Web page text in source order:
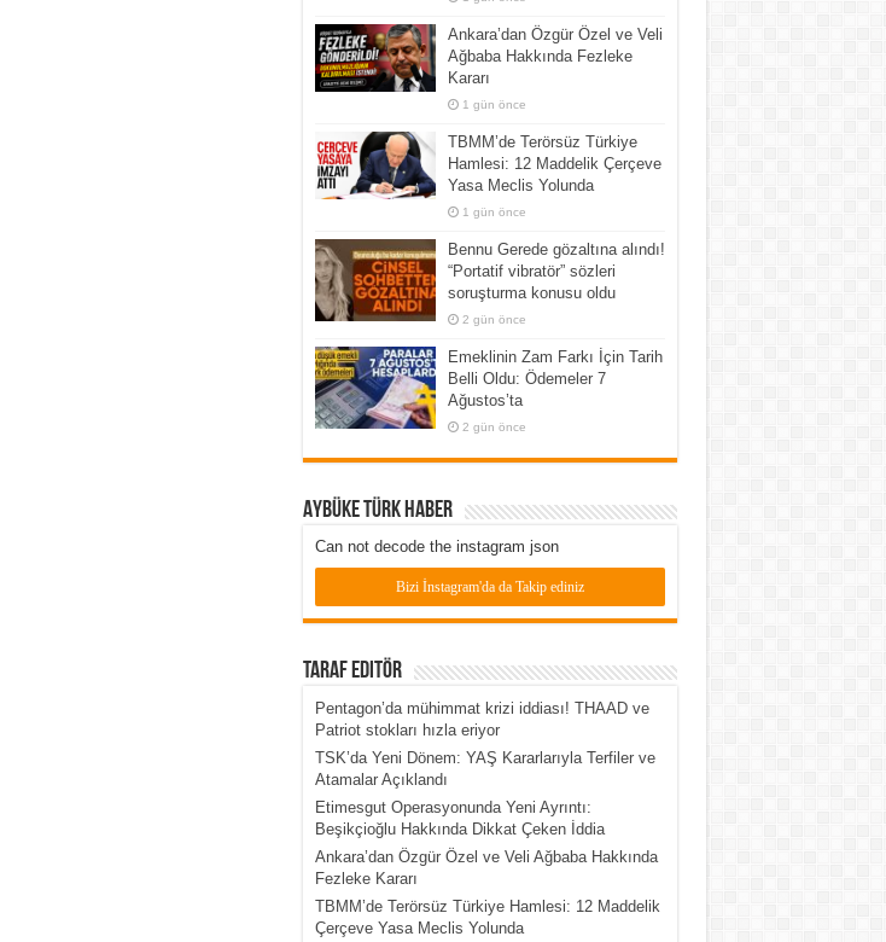
Ankara’dan Özgür Özel ve Veli
Ağbaba Hakkında Fezleke
Kararı
1 gün önce
TBMM’de Terörsüz Türkiye
Hamlesi: 12 Maddelik Çerçeve
Yasa Meclis Yolunda
1 gün önce
Bennu Gerede gözaltına alındı!
“Portatif vibratör” sözleri
soruşturma konusu oldu
2 gün önce
Emeklinin Zam Farkı İçin Tarih
Belli Oldu: Ödemeler 7
Ağustos’ta
2 gün önce
Aybüke Türk Haber
Can not decode the instagram json
Bizi İnstagram'da da Takip ediniz
Taraf Editör
Pentagon’da mühimmat krizi iddiası! THAAD ve
Patriot stokları hızla eriyor
TSK’da Yeni Dönem: YAŞ Kararlarıyla Terfiler ve
Atamalar Açıklandı
Etimesgut Operasyonunda Yeni Ayrıntı:
Beşikçioğlu Hakkında Dikkat Çeken İddia
Ankara’dan Özgür Özel ve Veli Ağbaba Hakkında
Fezleke Kararı
TBMM’de Terörsüz Türkiye Hamlesi: 12 Maddelik
Çerçeve Yasa Meclis Yolunda